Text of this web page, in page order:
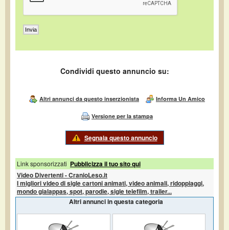
Condividi questo annuncio su:
Altri annunci da questo inserzionista Informa Un Amico
Versione per la stampa
Segnala questo annuncio
Link sponsorizzati Pubblicizza il tuo sito qui
Video Divertenti - CranioLeso.it
I migliori video di sigle cartoni animati, video animali, ridoppiaggi,
mondo gialappas, spot, parodie, sigle telefilm, trailer...
Altri annunci in questa categoria